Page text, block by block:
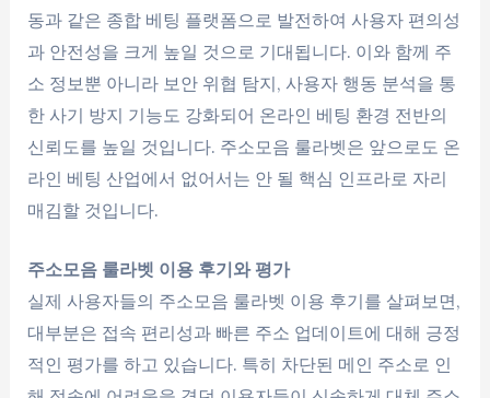
동과 같은 종합 베팅 플랫폼으로 발전하여 사용자 편의성
과 안전성을 크게 높일 것으로 기대됩니다. 이와 함께 주
소 정보뿐 아니라 보안 위협 탐지, 사용자 행동 분석을 통
한 사기 방지 기능도 강화되어 온라인 베팅 환경 전반의
신뢰도를 높일 것입니다. 주소모음 룰라벳은 앞으로도 온
라인 베팅 산업에서 없어서는 안 될 핵심 인프라로 자리
매김할 것입니다.
주소모음 룰라벳 이용 후기와 평가
실제 사용자들의 주소모음 룰라벳 이용 후기를 살펴보면,
대부분은 접속 편리성과 빠른 주소 업데이트에 대해 긍정
적인 평가를 하고 있습니다. 특히 차단된 메인 주소로 인